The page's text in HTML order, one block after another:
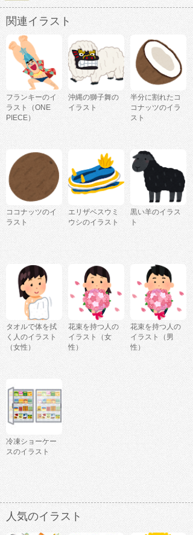
関連イラスト
フランキーのイ
ラスト（ONE
PIECE）
沖縄の獅子舞の
イラスト
半分に割れたコ
コナッツのイラ
スト
ココナッツのイ
ラスト
エリザベスウミ
ウシのイラスト
黒い羊のイラス
ト
タオルで体を拭
く人のイラスト
（女性）
花束を持つ人の
イラスト（女
性）
花束を持つ人の
イラスト（男
性）
冷凍ショーケー
スのイラスト
人気のイラスト